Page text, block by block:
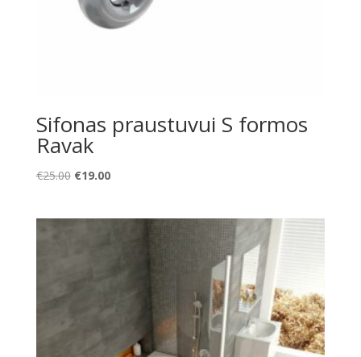
Sifonas praustuvui S formos
Ravak
€25.00 Original
€19.00Current